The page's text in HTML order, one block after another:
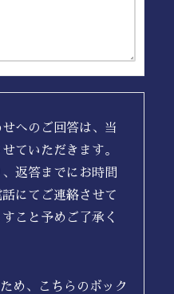
へのご回答は、当
ていただきます。
返答までにお時間
にてご連絡させて
こと予めご了承く
め、こちらのボック